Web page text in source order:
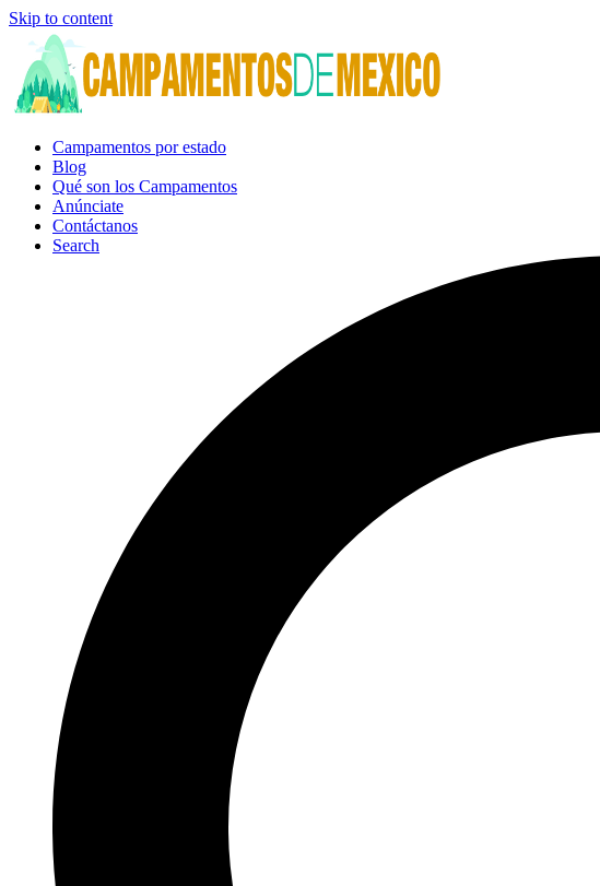
Skip to content
Campamentos por estado
Blog
Qué son los Campamentos
Anúnciate
Contáctanos
Search